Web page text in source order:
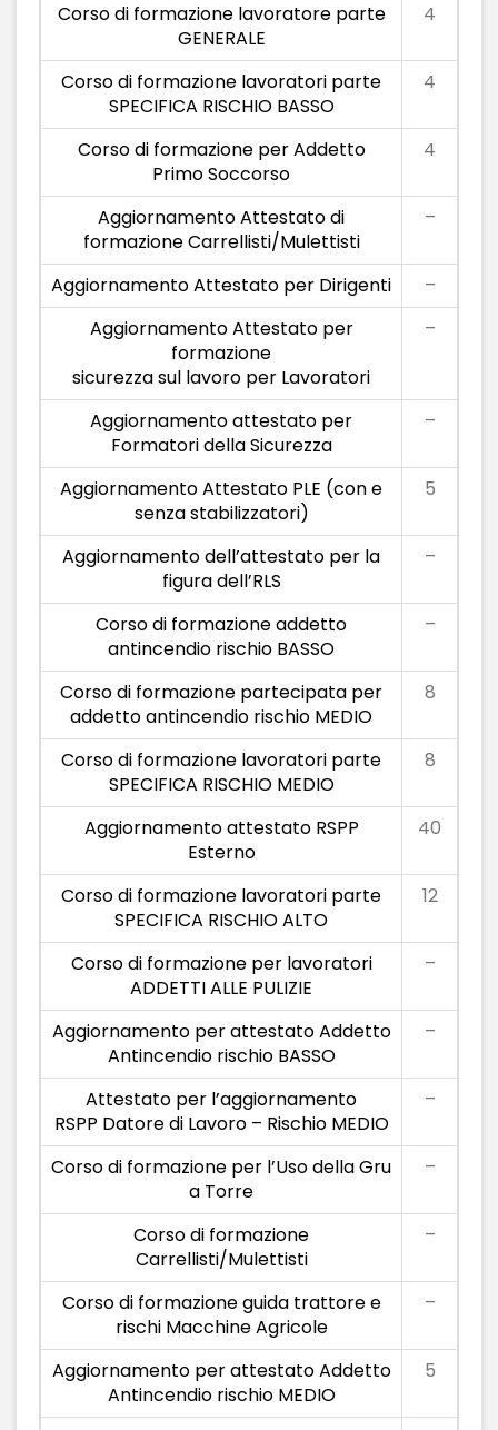
Corso di formazione lavoratore parte
GENERALE
4
Corso di formazione lavoratori parte
SPECIFICA RISCHIO BASSO
4
Corso di formazione per Addetto
Primo Soccorso
4
Aggiornamento Attestato di
formazione Carrellisti/Mulettisti
–
Aggiornamento Attestato per Dirigenti
–
Aggiornamento Attestato per
formazione
sicurezza sul lavoro per Lavoratori
–
Aggiornamento attestato per
Formatori della Sicurezza
–
Aggiornamento Attestato PLE (con e
senza stabilizzatori)
5
Aggiornamento dell’attestato per la
figura dell’RLS
–
Corso di formazione addetto
antincendio rischio BASSO
–
Corso di formazione partecipata per
addetto antincendio rischio MEDIO
8
Corso di formazione lavoratori parte
SPECIFICA RISCHIO MEDIO
8
Aggiornamento attestato RSPP
Esterno
40
Corso di formazione lavoratori parte
SPECIFICA RISCHIO ALTO
12
Corso di formazione per lavoratori
ADDETTI ALLE PULIZIE
–
Aggiornamento per attestato Addetto
Antincendio rischio BASSO
–
Attestato per l’aggiornamento
RSPP Datore di Lavoro – Rischio MEDIO
–
Corso di formazione per l’Uso della Gru
a Torre
–
Corso di formazione
Carrellisti/Mulettisti
–
Corso di formazione guida trattore e
rischi Macchine Agricole
–
Aggiornamento per attestato Addetto
Antincendio rischio MEDIO
5